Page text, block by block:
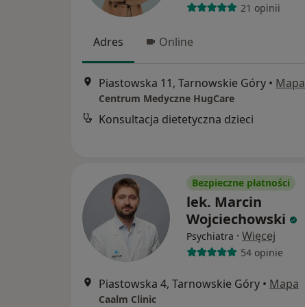
21 opinii
Adres Online
Piastowska 11, Tarnowskie Góry • Mapa
Centrum Medyczne HugCare
Konsultacja dietetyczna dzieci
Bezpieczne płatności
lek. Marcin
Wojciechowski
Psychiatra · Więcej
54 opinie
Piastowska 4, Tarnowskie Góry • Mapa
Caalm Clinic